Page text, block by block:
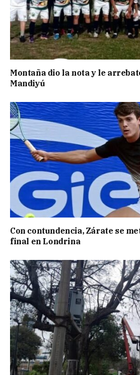
Montaña dio la nota y le
Mandiyú
Con contundencia, Zárate se
final en Londrina